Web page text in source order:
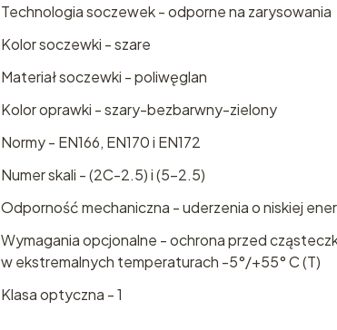
Technologia soczewek - odporne na zarysowania
Kolor soczewki - szare
Materiał soczewki - poliwęglan
Kolor oprawki - szary-bezbarwny-zielony
Normy - EN166, EN170 i EN172
Numer skali - (2C-2.5) i (5-2.5)
Odporność mechaniczna - uderzenia o niskiej
Wymagania opcjonalne - ochrona przed
w ekstremalnych temperaturach -5°/+55° C (T)
Klasa optyczna - 1